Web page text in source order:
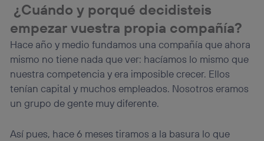
¿Cuándo y porqué decidisteis
empezar vuestra propia compañía?
Hace año y medio fundamos una compañía que ahora
mismo no tiene nada que ver: hacíamos lo mismo que
nuestra competencia y era imposible crecer. Ellos
tenían capital y muchos empleados. Nosotros eramos
un grupo de gente muy diferente.
Así pues, hace 6 meses tiramos a la basura lo que